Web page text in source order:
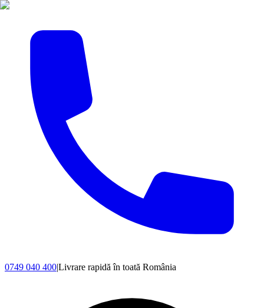
0749 040 400|Livrare rapidă în toată România